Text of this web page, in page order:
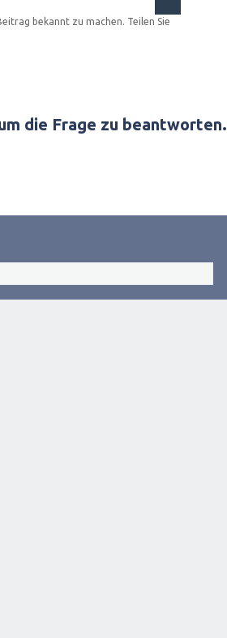
bekannt zu machen. Teilen Sie
die Frage zu beantworten.